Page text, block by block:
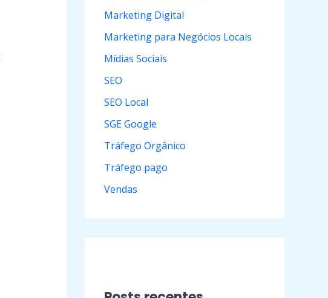
Marketing Digital
Marketing para Negócios Locais
Mídias Sociais
SEO
SEO Local
SGE Google
Tráfego Orgânico
Tráfego pago
Vendas